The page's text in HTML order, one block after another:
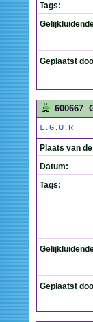
Tags:
Geplaatst
600667
L.G.U.R
Plaats van
Datum:
Tags:
Geplaatst